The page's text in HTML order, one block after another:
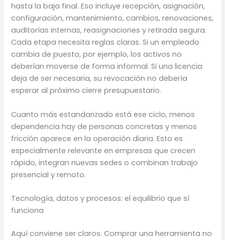
hasta la baja final. Eso incluye recepción, asignación,
configuración, mantenimiento, cambios, renovaciones,
auditorías internas, reasignaciones y retirada segura.
Cada etapa necesita reglas claras. Si un empleado
cambia de puesto, por ejemplo, los activos no
deberían moverse de forma informal. Si una licencia
deja de ser necesaria, su revocación no debería
esperar al próximo cierre presupuestario.
Cuanto más estandarizado está ese ciclo, menos
dependencia hay de personas concretas y menos
fricción aparece en la operación diaria. Esto es
especialmente relevante en empresas que crecen
rápido, integran nuevas sedes o combinan trabajo
presencial y remoto.
Tecnología, datos y procesos: el equilibrio que sí
funciona
Aquí conviene ser claros. Comprar una herramienta no